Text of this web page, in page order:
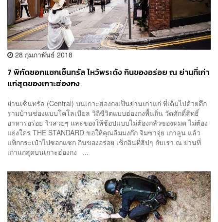
28 กุมภาพันธ์ 2018
7 พิกัดซอกแซกเซ็นทรัล ไหว้พระดัง กินของอร่อย ณ ย่านที่เก่า
แก่สุดของเกาะฮ่องกง
ย่านเซ็นทรัล (Central) บนเกาะฮ่องกงเป็นย่านเก่าแก่ ที่เต็มไปด้วยตึก
รามบ้านช่องแบบโคโลเนียล วิถีชีวิตแบบฮ่องกงพื้นถิ่น วัดศักดิ์สิทธิ์
อาหารอร่อย วิวสวยๆ และของให้ช้อปแบบไม่ต้องกลัวของหมด ไม่ต้อง
แย่งใคร THE STANDARD ขอให้คุณลืมมงก๊ก จิมซาจุ่ย เกาลูน แล้ว
แพ็กกระเป๋าไปซอกแซก กินของอร่อย เช็กอินที่ฮิปๆ กับเรา ณ ย่านที่
เก่าแก่สุดบนเกาะฮ่องกง ...